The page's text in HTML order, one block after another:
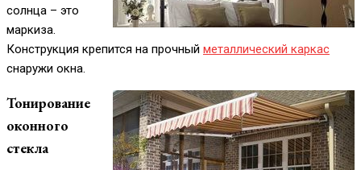
солнца – это
маркиза.
Конструкция крепится на прочный металлический каркас
снаружи окна.
Тонирование
оконного
стекла